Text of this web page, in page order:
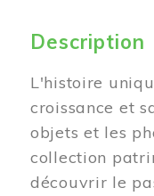
Description
L'histoire
croissance et
objets et les
collection
découvrir le